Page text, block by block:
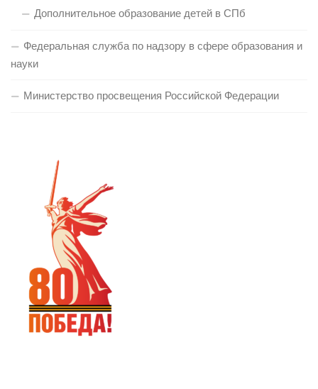
Дополнительное образование детей в СПб
Федеральная служба по надзору в сфере образования и
науки
Министерство просвещения Российской Федерации